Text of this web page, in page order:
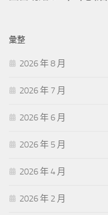
彙整
2026 年 8 月
2026 年 7 月
2026 年 6 月
2026 年 5 月
2026 年 4 月
2026 年 2 月